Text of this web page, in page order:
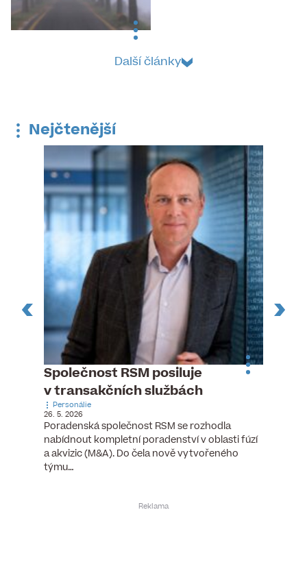
Další články
Nejčtenější
Společnost RSM posiluje
v transakčních službách
Personálie
26. 5. 2026
Poradenská společnost RSM se rozhodla
nabídnout kompletní poradenství v oblasti fúzí
a akvizic (M&A). Do čela nově vytvořeného
týmu…